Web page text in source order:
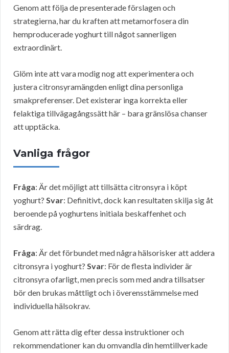
Genom att följa de presenterade förslagen och
strategierna, har du kraften att metamorfosera din
hemproducerade yoghurt till något sannerligen
extraordinärt.
Glöm inte att vara modig nog att experimentera och
justera citronsyramängden enligt dina personliga
smakpreferenser. Det existerar inga korrekta eller
felaktiga tillvägagångssätt här – bara gränslösa chanser
att upptäcka.
Vanliga frågor
Fråga: Är det möjligt att tillsätta citronsyra i köpt
yoghurt? Svar: Definitivt, dock kan resultaten skilja sig åt
beroende på yoghurtens initiala beskaffenhet och
särdrag.
Fråga: Är det förbundet med några hälsorisker att addera
citronsyra i yoghurt? Svar: För de flesta individer är
citronsyra ofarligt, men precis som med andra tillsatser
bör den brukas måttligt och i överensstämmelse med
individuella hälsokrav.
Genom att rätta dig efter dessa instruktioner och
rekommendationer kan du omvandla din hemtillverkade